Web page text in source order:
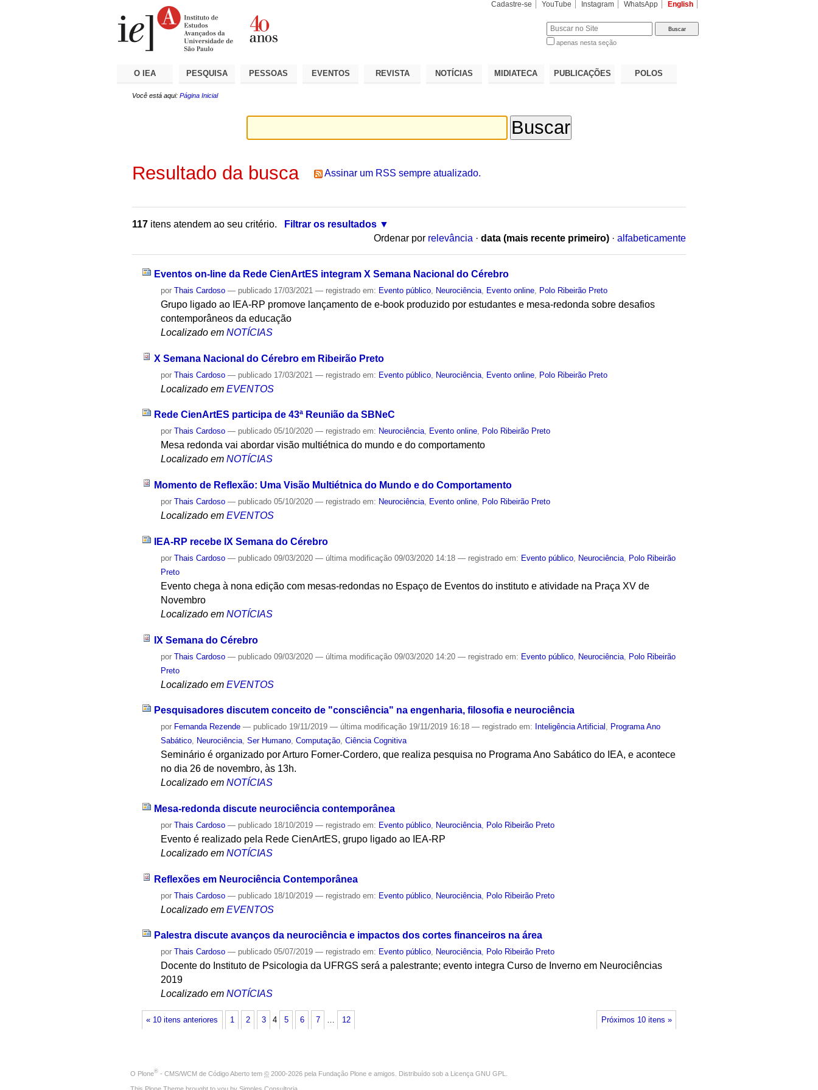
Cadastre-se YouTube Instagram WhatsApp English
apenas nesta seção
O IEA PESQUISA PESSOAS EVENTOS REVISTA NOTÍCIAS MIDIATECA PUBLICAÇÕES POLOS
Você está aqui: Página Inicial
Resultado da busca Assinar um RSS sempre atualizado.
117 itens atendem ao seu critério.
Filtrar os resultados
Ordenar por relevância · data (mais recente primeiro) · alfabeticamente
Eventos on-line da Rede CienArtES integram X Semana Nacional do Cérebro
porThais Cardoso — publicado 17/03/2021— registrado em: Evento público Neurociência Evento online Polo Ribeirão Preto
Grupo ligado ao IEA-RP promove lançamento de e-book produzido por estudantes e mesa-redonda sobre desafios
contemporâneos da educação
Localizado em NOTÍCIAS
X Semana Nacional do Cérebro em Ribeirão Preto
porThais Cardoso — publicado 17/03/2021— registrado em: Evento público Neurociência Evento online Polo Ribeirão Preto
Localizado em EVENTOS
Rede CienArtES participa de 43ª Reunião da SBNeC
porThais Cardoso — publicado 05/10/2020— registrado em: Neurociência, Evento online, Polo Ribeirão Preto
Mesa redonda vai abordar visão multiétnica do mundo e do comportamento
Localizado em NOTÍCIAS
Momento de Reflexão: Uma Visão Multiétnica do Mundo e do Comportamento
porThais Cardoso — publicado 05/10/2020— registrado em: Neurociência, Evento online, Polo Ribeirão Preto
Localizado em EVENTOS
IEA-RP recebe IX Semana do Cérebro
porThais Cardoso — publicado 09/03/2020— última modificação 09/03/2020 14:18— registrado em: Evento público Neurociência
Polo Ribeirão
Preto
Evento chega à nona edição com mesas-redondas no Espaço de Eventos do instituto e atividade na Praça XV de
Novembro
Localizado em NOTÍCIAS
IX Semana do Cérebro
porThais Cardoso — publicado 09/03/2020— última modificação 09/03/2020 14:20— registrado em: Evento público Neurociência Polo Ribeirão
Preto
Localizado em EVENTOS
Pesquisadores discutem conceito de "consciência" na engenharia, filosofia e neurociência
por Fernanda Rezende — publicado 19/11/2019— última modificação 19/11/2019 16:18— registrado em: Inteligência Artificial , Programa Ano
Sabático, Neurociência,Ser Humano,Computação,Ciência Cognitiva
Seminário é organizado por Arturo Forner-Cordero, que realiza pesquisa no Programa Ano Sabático do IEA, e acontece
no dia 26 de novembro, às 13h.
Localizado em NOTÍCIAS
Mesa-redonda discute neurociência contemporânea
porThais Cardoso — publicado 18/10/2019— registrado em: Evento público Neurociência Polo Ribeirão Preto
Evento é realizado pela Rede CienArtES, grupo ligado ao IEA-RP
Localizado em NOTÍCIAS
Reflexões em Neurociência Contemporânea
porThais Cardoso — publicado 18/10/2019— registrado em: Evento público Neurociência Polo Ribeirão Preto
Localizado em EVENTOS
Palestra discute avanços da neurociência e impactos dos cortes financeiros na área
porThais Cardoso — publicado 05/07/2019— registrado em: Evento público, Neurociência, Polo Ribeirão Preto
Docente do Instituto de Psicologia da UFRGS será a palestrante; evento integra Curso de Inverno em Neurociências
2019
Localizado em NOTÍCIAS
« 10 itens anteriores Próximos 10 itens »
1 2 3 4 5 6 7 12
O Plone® - CMS/WCM de Código Aberto tem © 2000-2026 pela Fundação Plone e amigos. Distribuído sob a Licença GNU GPL